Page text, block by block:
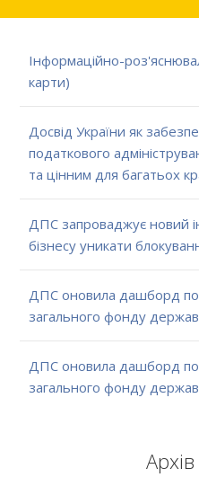
Інформаційно-
карти)
Досвід України як
податкового
та цінним для багатьох
ДПС запроваджує новий
бізнесу уникати
ДПС оновила дашборд
загального фонду
ДПС оновила дашборд
загального фонду